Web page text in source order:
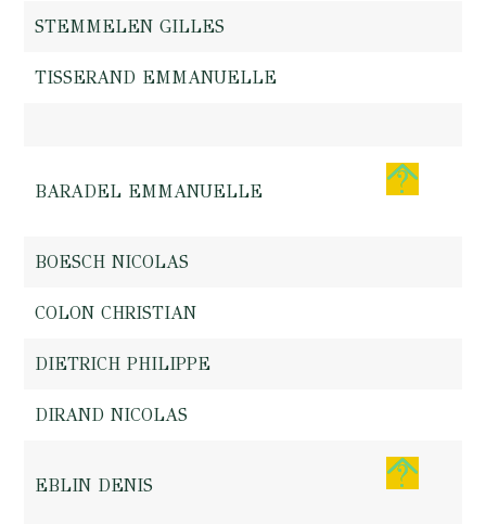
STEMMELEN GILLES
TISSERAND EMMANUELLE
BARADEL EMMANUELLE
BOESCH NICOLAS
COLON CHRISTIAN
DIETRICH PHILIPPE
DIRAND NICOLAS
EBLIN DENIS